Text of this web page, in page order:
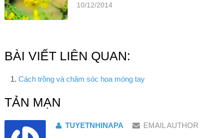
10/12/2014
BÀI VIẾT LIÊN QUAN:
Cách trồng và chăm sóc hoa móng tay
TẢN MẠN
TUYETNHINAPA EMAIL AUTHOR